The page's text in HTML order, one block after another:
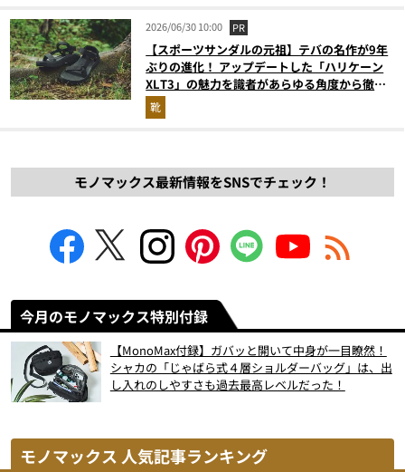
2026/06/30 10:00 PR
【スポーツサンダルの元祖】テバの名作が9年
ぶりの進化！ アップデートした「ハリケーン
XLT3」の魅力を識者があらゆる角度から徹底
解説！
靴
モノマックス最新情報をSNSでチェック！
今月のモノマックス特別付録
【MonoMax付録】ガバッと開いて中身が一目瞭然！
シャカの「じゃばら式４層ショルダーバッグ」は、出
し入れのしやすさも過去最高レベルだった！
モノマックス 人気記事ランキング